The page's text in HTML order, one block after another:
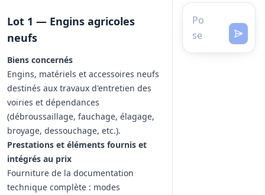
Lot 1 — Engins agricoles
neufs
Biens concernés
Engins, matériels et accessoires neufs
destinés aux travaux d'entretien des
voiries et dépendances
(débroussaillage, fauchage, élagage,
broyage, dessouchage, etc.).
Prestations et éléments fournis et
intégrés au prix
Fourniture de la documentation
technique complète : modes